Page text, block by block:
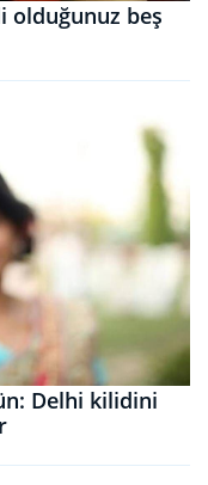
olduğunuz beş
Delhi kilidini